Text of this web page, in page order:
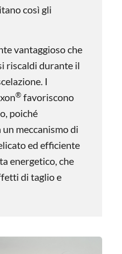
così gli
vantaggioso che
riscaldi durante il
I
® favoriscono
poiché
meccanismo di
ed efficiente
energetico, che
di taglio e